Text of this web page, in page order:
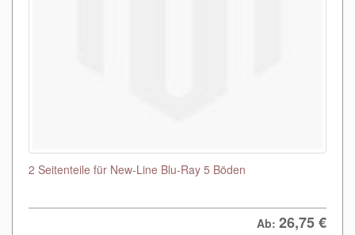
2 Seitenteile für New-Line Blu-Ray 5 Böden
Ab: 26,75€